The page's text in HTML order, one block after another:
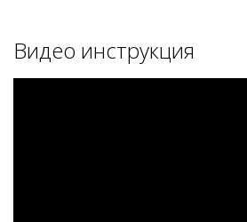
Видео инструкция